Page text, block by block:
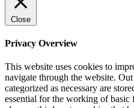
Close
Privacy Overview
This website uses cookies to
navigate through the website.
categorized as necessary are
essential for the working of